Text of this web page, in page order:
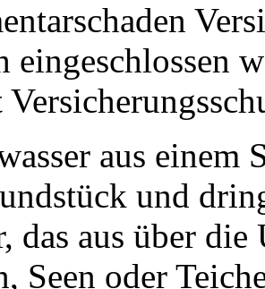
eingeschlossen
aus einem
und
das aus über
Seen oder